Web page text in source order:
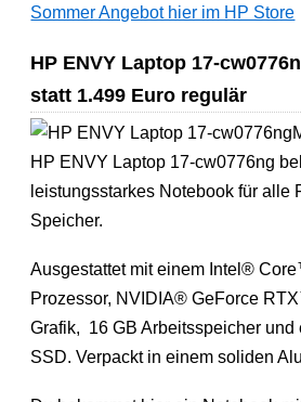
Sommer Angebot hier im HP Store
HP ENVY Laptop 17-
statt 1.499 Euro regulär
HP ENVY Laptop 17-cw0776ng
leistungsstarkes Notebook für alle
Speicher.
Ausgestattet mit einem Intel®
Prozessor, NVIDIA® GeForce
Grafik, 16 GB Arbeitsspeicher und
SSD. Verpackt in einem soliden